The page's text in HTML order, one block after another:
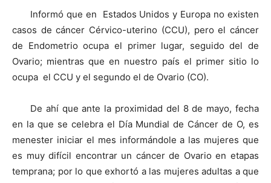
Informó que en Estados Unidos y Europa no existen
casos de cáncer Cérvico-uterino (CCU), pero el cáncer
de Endometrio ocupa el primer lugar, seguido del de
Ovario; mientras que en nuestro país el primer sitio lo
ocupa el CCU y el segundo el de Ovario (CO).
De ahí que ante la proximidad del 8 de mayo, fecha
en la que se celebra el Día Mundial de Cáncer de O, es
menester iniciar el mes informándole a las mujeres que
es muy difícil encontrar un cáncer de Ovario en etapas
temprana; por lo que exhortó a las mujeres adultas a que